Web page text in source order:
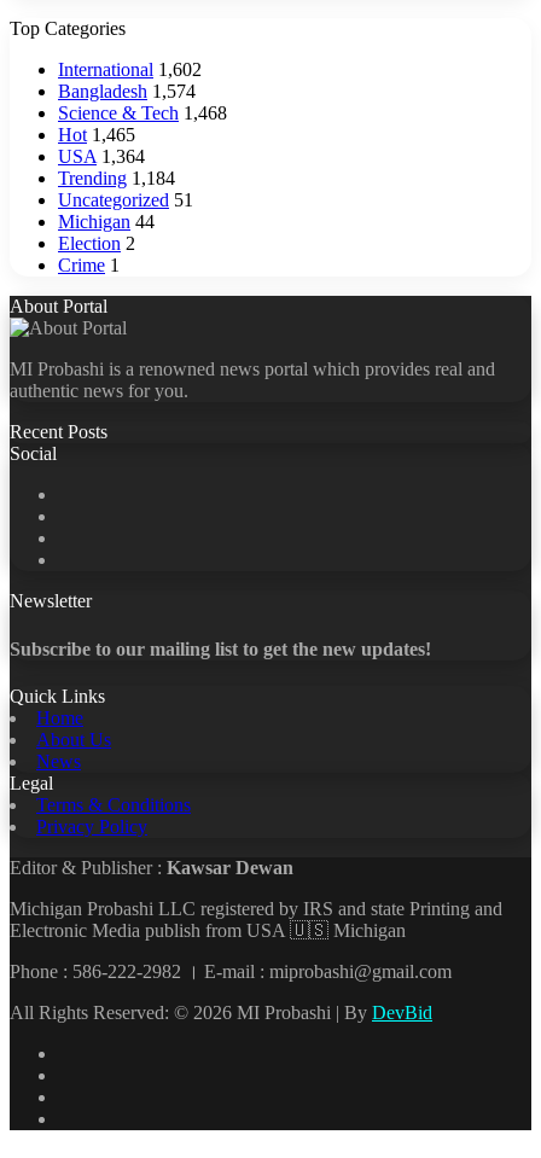
Top Categories
International 1,602
Bangladesh 1,574
Science & Tech 1,468
Hot 1,465
USA 1,364
Trending 1,184
Uncategorized 51
Michigan 44
Election 2
Crime 1
About Portal
MI Probashi is a renowned news portal which provides real and
authentic news for you.
Recent Posts
Social
Newsletter
Subscribe to our mailing list to get the new updates!
Quick Links
Home
About Us
News
Legal
Terms & Conditions
Privacy Policy
Editor & Publisher : Kawsar Dewan
Michigan Probashi LLC registered by IRS and state Printing and
Electronic Media publish from USA 🇺🇸 Michigan
Phone : 586-222-2982 । E-mail : miprobashi@gmail.com
All Rights Reserved: © 2026 MI Probashi | By DevBid